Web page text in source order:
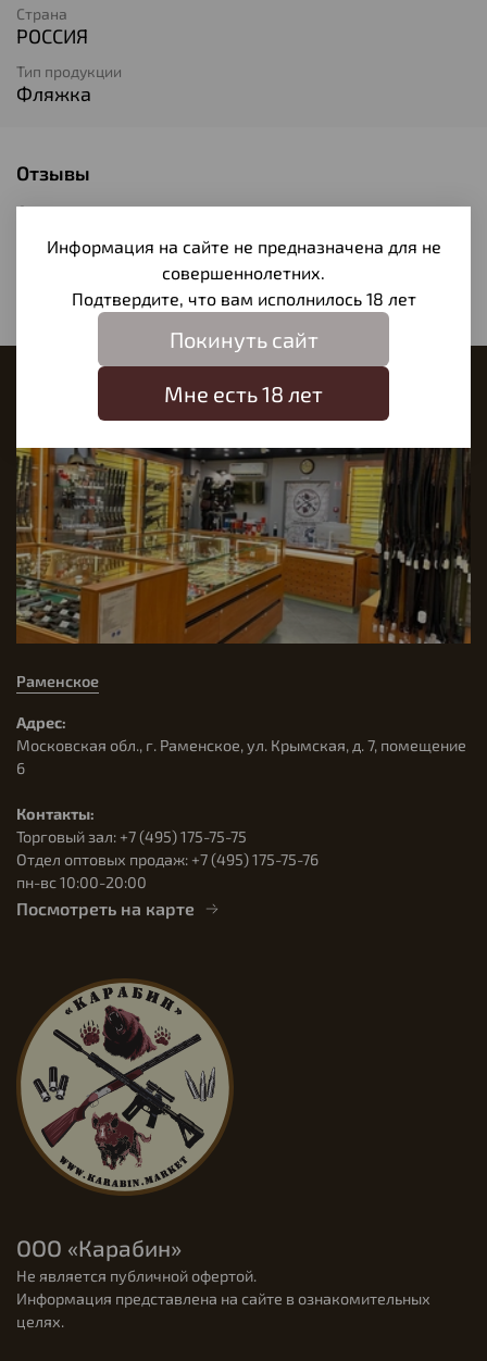
Страна
РОССИЯ
Тип продукции
Фляжка
Отзывы
Отзывов еще никто не оставлял
Написать отзыв
Раменское
Адрес:
Московская обл., г. Раменское, ул. Крымская, д. 7, помещение
6
Контакты:
Торговый зал: +7 (495) 175-75-75
Отдел оптовых продаж: +7 (495) 175-75-76
пн-вс 10:00-20:00
Посмотреть на карте
ООО «Карабин»
Не является публичной офертой.
Информация представлена на сайте в ознакомительных
целях.
Информация на сайте не предназначена для не
совершеннолетних.
Подтвердите, что вам исполнилось 18 лет
Покинуть сайт
Мне есть 18 лет